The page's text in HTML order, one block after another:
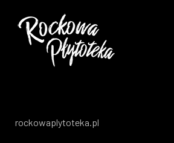
rockowaplytoteka.pl